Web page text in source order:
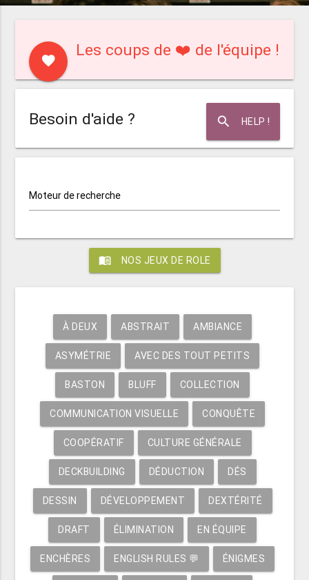
favorite
Les coups de ❤️ de l'équipe !
search HELP !
Besoin d'aide ?
Moteur de recherche
menu_book NOS JEUX DE ROLE
À DEUX ABSTRAIT AMBIANCE
ASYMÉTRIE AVEC DES TOUT PETITS
BASTON BLUFF COLLECTION
COMMUNICATION VISUELLE CONQUÊTE
COOPÉRATIF CULTURE GÉNÉRALE
DECKBUILDING DÉDUCTION DÉS
DESSIN DÉVELOPPEMENT DEXTÉRITÉ
DRAFT ÉLIMINATION EN ÉQUIPE
ENCHÈRES ENGLISH RULES 💬 ÉNIGMES